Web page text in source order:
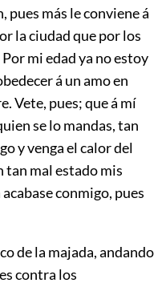
pues más le conviene á
la ciudad que por los
mi edad ya no estoy
á un amo en
Vete, pues; que á mí
se lo mandas, tan
y venga el calor del
tan mal estado mis
conmigo, pues
de la majada, andando
contra los